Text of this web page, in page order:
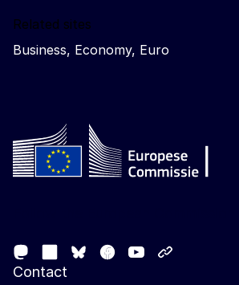
Related sites
Business, Economy, Euro
MastodonLinkedIn
Bluesky
Facebook
Youtube
Contact